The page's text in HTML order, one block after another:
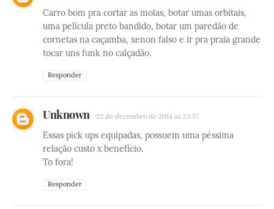
Carro bom pra cortar as molas, botar umas orbitais,
uma película preto bandido, botar um paredão de
cornetas na caçamba, xenon falso e ir pra praia grande
tocar uns funk no calçadão.
Responder
Unknown 22 de dezembro de 2014 às 23:57
Essas pick ups equipadas, possuem uma péssima
relação custo x benefício.
To fora!
Responder